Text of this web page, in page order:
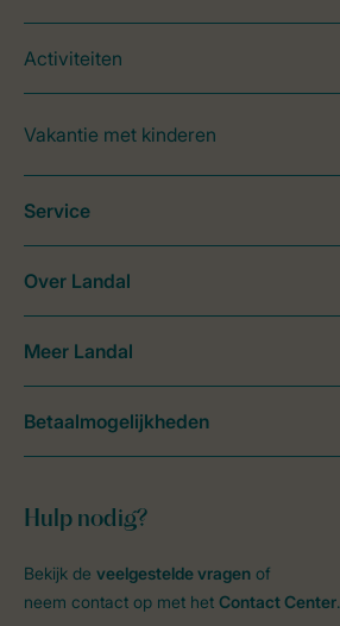
Activiteiten
Vakantie met kinderen
Hulp nodig?
Bekijk de veelgestelde vragen of
neem contact op met het Contact Center.
Service
Over Landal
Meer Landal
Betaalmogelijkheden